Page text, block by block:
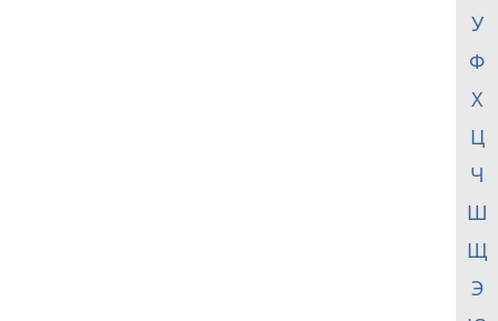
У
Ф
Х
Ц
Ч
Ш
Щ
Э